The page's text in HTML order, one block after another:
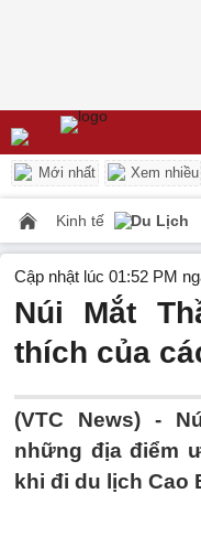
Mới nhất Xem nhiều
Kinh tế Du Lịch
Cập nhật lúc 01:52 PM
Núi Mắt
thích của
(VTC News) -
những địa điểm
khi đi du lịch Cao